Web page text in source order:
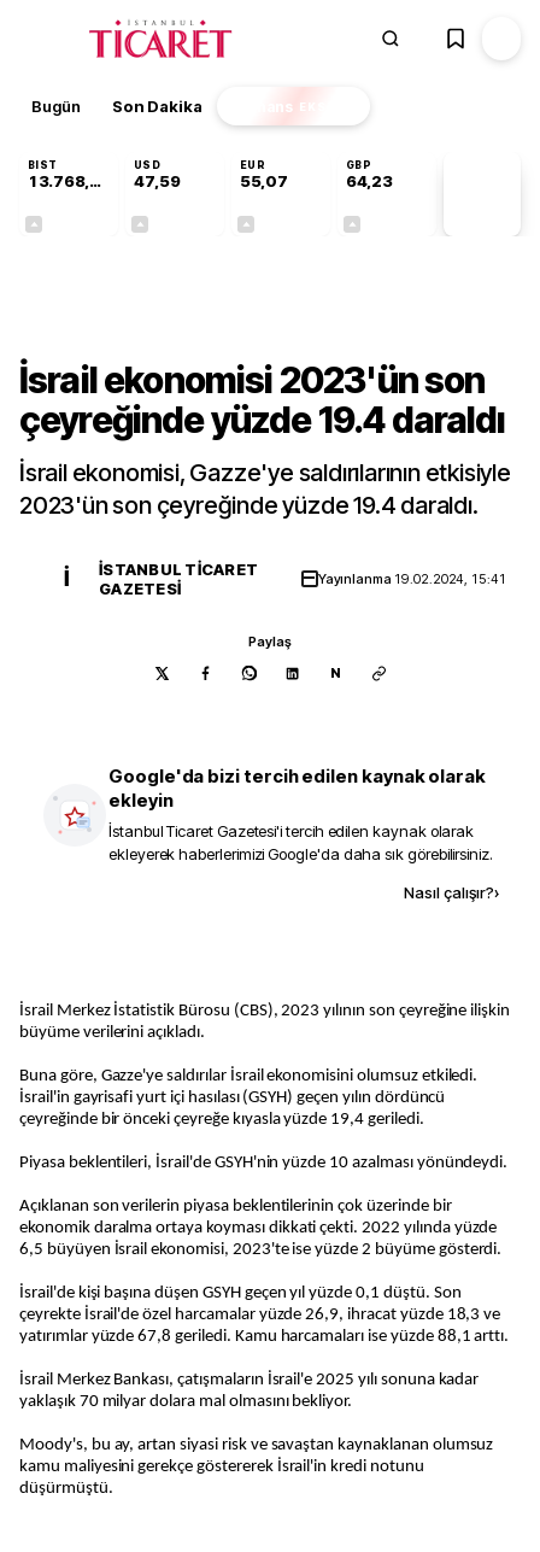
Bugün Son Dakika Finans EKSTRA
BIST
13.768,80
USD
47,59
EUR
55,07
GBP
64,23
İsrail ekonomisi 2023'ün son
çeyreğinde yüzde 19.4 daraldı
İsrail ekonomisi, Gazze'ye saldırılarının etkisiyle
2023'ün son çeyreğinde yüzde 19.4 daraldı.
İ
İSTANBUL TICARET
GAZETESI
Yayınlanma 19.02.2024, 15:41
Paylaş
N
Google'da bizi tercih edilen kaynak olarak
ekleyin
İstanbul Ticaret Gazetesi'i tercih edilen kaynak olarak
ekleyerek haberlerimizi Google'da daha sık görebilirsiniz.
Nasıl çalışır?›
İsrail Merkez İstatistik Bürosu (CBS), 2023 yılının son çeyreğine ilişkin
büyüme verilerini açıkladı.
Buna göre, Gazze'ye saldırılar İsrail ekonomisini olumsuz etkiledi.
İsrail'in gayrisafi yurt içi hasılası (GSYH) geçen yılın dördüncü
çeyreğinde bir önceki çeyreğe kıyasla yüzde 19,4 geriledi.
Piyasa beklentileri, İsrail'de GSYH'nin yüzde 10 azalması yönündeydi.
Açıklanan son verilerin piyasa beklentilerinin çok üzerinde bir
ekonomik daralma ortaya koyması dikkati çekti. 2022 yılında yüzde
6,5 büyüyen İsrail ekonomisi, 2023'te ise yüzde 2 büyüme gösterdi.
İsrail'de kişi başına düşen GSYH geçen yıl yüzde 0,1 düştü. Son
çeyrekte İsrail'de özel harcamalar yüzde 26,9, ihracat yüzde 18,3 ve
yatırımlar yüzde 67,8 geriledi. Kamu harcamaları ise yüzde 88,1 arttı.
İsrail Merkez Bankası, çatışmaların İsrail'e 2025 yılı sonuna kadar
yaklaşık 70 milyar dolara mal olmasını bekliyor.
Moody's, bu ay, artan siyasi risk ve savaştan kaynaklanan olumsuz
kamu maliyesini gerekçe göstererek İsrail'in kredi notunu
düşürmüştü.